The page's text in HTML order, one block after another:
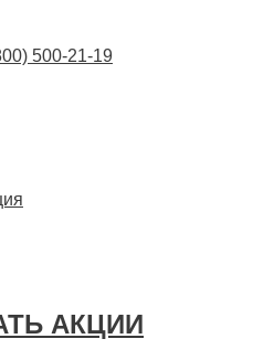
500-21-19
АКЦИИ